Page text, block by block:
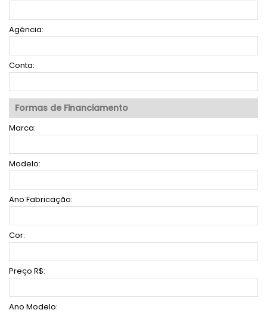
Agência:
Conta:
Formas de Financiamento
Marca:
Modelo:
Ano Fabricação:
Cor:
Preço R$:
Ano Modelo: